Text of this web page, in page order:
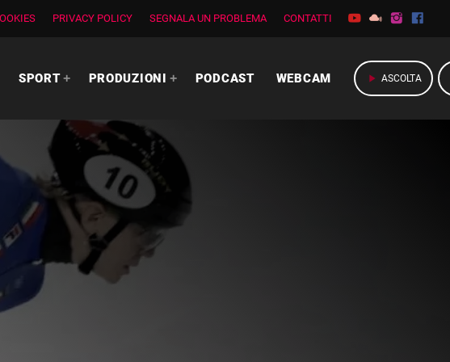
PRIVACY POLICY SEGNALA UN PROBLEMA CONTATTI
SPORT PRODUZIONI PODCAST WEBCAM play_arrow ASCOLTA